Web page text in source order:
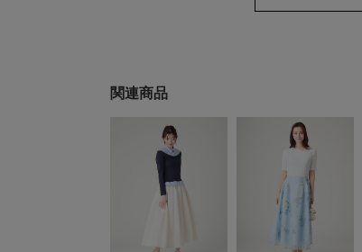
関連商品